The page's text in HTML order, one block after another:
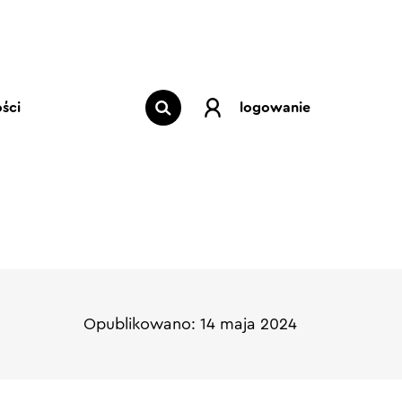
logowanie
Opublikowano: 14 maja 2024